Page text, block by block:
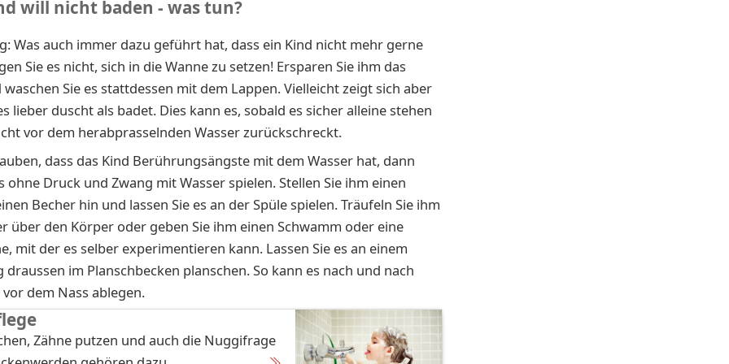
will nicht baden - was tun?
Was auch immer dazu geführt hat, dass ein Kind nicht mehr gerne
Sie es nicht, sich in die Wanne zu setzen! Ersparen Sie ihm das
Sie es stattdessen mit dem Lappen. Vielleicht zeigt sich aber
lieber duscht als badet. Dies kann es, sobald es sicher alleine stehen
vor dem herabprasselnden Wasser zurückschreckt.
dass das Kind Berührungsängste mit dem Wasser hat, dann
ohne Druck und Zwang mit Wasser spielen. Stellen Sie ihm einen
Becher hin und lassen Sie es an der Spüle spielen. Träufeln Sie ihm
über den Körper oder geben Sie ihm einen Schwamm oder eine
mit der es selber experimentieren kann. Lassen Sie es an einem
draussen im Planschbecken planschen. So kann es nach und nach
dem Nass ablegen.
Zähne putzen und auch die Nuggifrage